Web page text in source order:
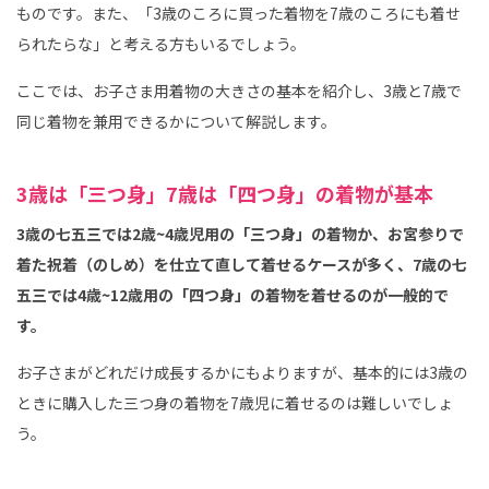
ものです。また、「3歳のころに買った着物を7歳のころにも着せ
られたらな」と考える方もいるでしょう。
ここでは、お子さま用着物の大きさの基本を紹介し、3歳と7歳で
同じ着物を兼用できるかについて解説します。
3歳は「三つ身」7歳は「四つ身」の着物が基本
3歳の七五三では2歳~4歳児用の「三つ身」の着物か、お宮参りで
着た祝着（のしめ）を仕立て直して着せるケースが多く、7歳の七
五三では4歳~12歳用の「四つ身」の着物を着せるのが一般的で
す。
お子さまがどれだけ成長するかにもよりますが、基本的には3歳の
ときに購入した三つ身の着物を7歳児に着せるのは難しいでしょ
う。